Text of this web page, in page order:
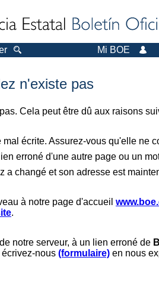
Mi BOE
n'existe pas
Cela peut être dû aux raisons
écrite. Assurez-vous qu'elle ne
erroné d'une autre page ou un
changé et son adresse est
à notre page d'accueil
.
notre serveur, à un lien erroné de
nous (formulaire) en nous